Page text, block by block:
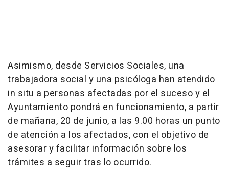
Asimismo, desde Servicios Sociales, una
trabajadora social y una psicóloga han atendido
in situ a personas afectadas por el suceso y el
Ayuntamiento pondrá en funcionamiento, a partir
de mañana, 20 de junio, a las 9.00 horas un punto
de atención a los afectados, con el objetivo de
asesorar y facilitar información sobre los
trámites a seguir tras lo ocurrido.